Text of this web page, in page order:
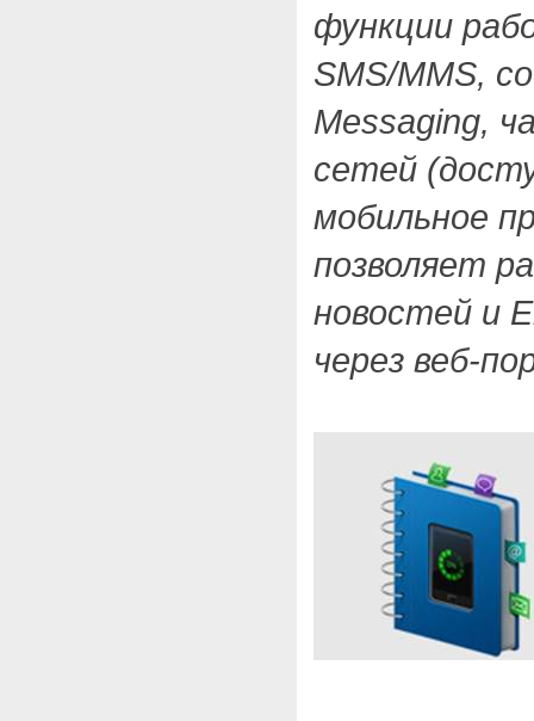
функции
SMS/MMS,
Messaging,
сетей
мобильное
позволяет
новостей и
через веб-